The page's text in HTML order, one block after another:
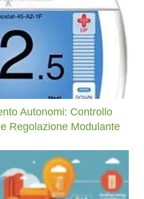
Autonomi: Controllo
Regolazione Modulante